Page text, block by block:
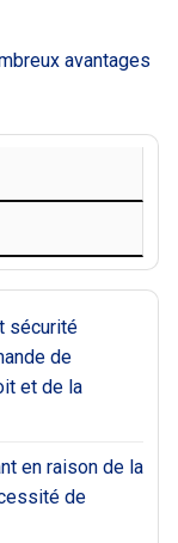
avantages
sécurité
de
et de la
en raison de la
de